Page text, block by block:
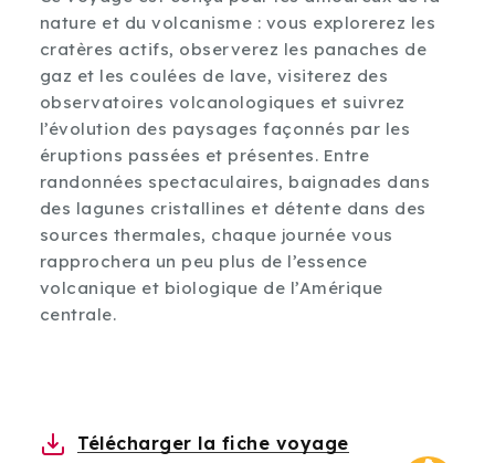
nature et du volcanisme : vous explorerez les
cratères actifs, observerez les panaches de
gaz et les coulées de lave, visiterez des
observatoires volcanologiques et suivrez
l’évolution des paysages façonnés par les
éruptions passées et présentes. Entre
randonnées spectaculaires, baignades dans
des lagunes cristallines et détente dans des
sources thermales, chaque journée vous
rapprochera un peu plus de l’essence
volcanique et biologique de l’Amérique
centrale.
Télécharger la fiche voyage